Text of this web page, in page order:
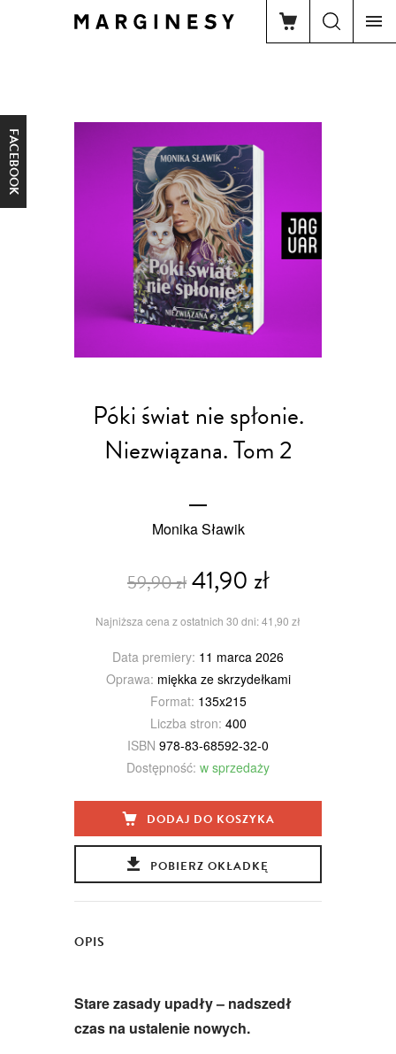
FACEBOOK
Póki świat nie spłonie.
Niezwiązana. Tom 2
Monika Sławik
59,90 zł41,90 zł
Najniższa cena z ostatnich 30 dni: 41,90 zł
Data premiery: 11 marca 2026
Oprawa: miękka ze skrzydełkami
Format: 135x215
Liczba stron: 400
ISBN 978-83-68592-32-0
Dostępność: w sprzedaży
DODAJ DO KOSZYKA
POBIERZ OKŁADKĘ
OPIS
Stare zasady upadły – nadszedł
czas na ustalenie nowych.